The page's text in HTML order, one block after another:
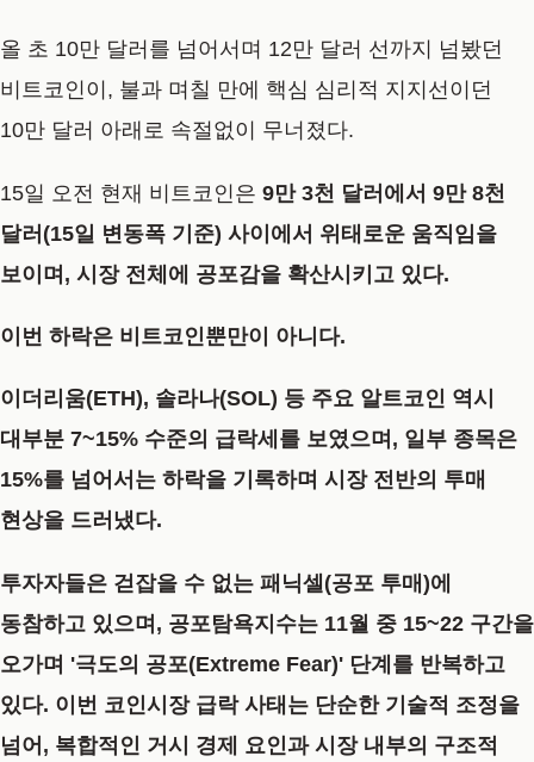
올 초 10만 달러를 넘어서며 12만 달러 선까지 넘봤던
비트코인이, 불과 며칠 만에 핵심 심리적 지지선이던
10만 달러 아래로 속절없이 무너졌다.
15일 오전 현재 비트코인은 9만 3천 달러에서 9만 8천
달러(15일 변동폭 기준) 사이에서 위태로운 움직임 을
보이며, 시장 전체에 공포감을 확산시키고 있다.
이번 하락은 비트코인뿐만이 아니다.
이더리움(ETH), 솔라나(SOL) 등 주요 알트코인 역시
대부분 7~15% 수준의 급락세 를 보였으며, 일부 종목은
15%를 넘어서는 하락을 기록하며 시장 전반의 투매
현상을 드러냈다.
투자자들은 걷잡을 수 없는 패닉셀 (공포 투매)에
동참하고 있으며, 공포탐욕지수는 11월 중 15~22 구간을
오가며 '극도의 공포(Extreme Fear)' 단계 를 반복하고
있다. 이번 코인시장 급락사태는 단순한 기술적 조정을
넘어, 복합적인 거시 경제 요인과 시장 내부의 구조적